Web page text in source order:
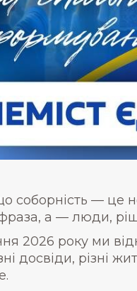
соборність — це
а — люди,
2026 року ми
досвіди, різні